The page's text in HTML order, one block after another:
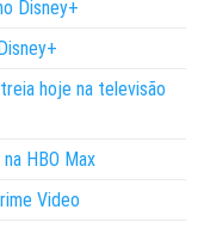
Disney+
hoje na televisão
HBO Max
Video